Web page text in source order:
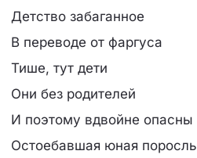
Детство забаганное
В переводе от фаргуса
Тише, тут дети
Они без родителей
И поэтому вдвойне опасны
Остоебавшая юная поросль